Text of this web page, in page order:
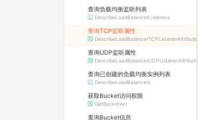
查询负载均衡监听列表
DescribeLoadBalancerListeners
查询TCP监听属性
DescribeLoadBalancerTCPListenerAttribute
查询UDP监听属性
DescribeLoadBalancerUDPListenerAttribute
查询已创建的负载均衡实例列表
DescribeLoadBalancers
获取Bucket访问权限
GetBucketAcl
查询Bucket信息